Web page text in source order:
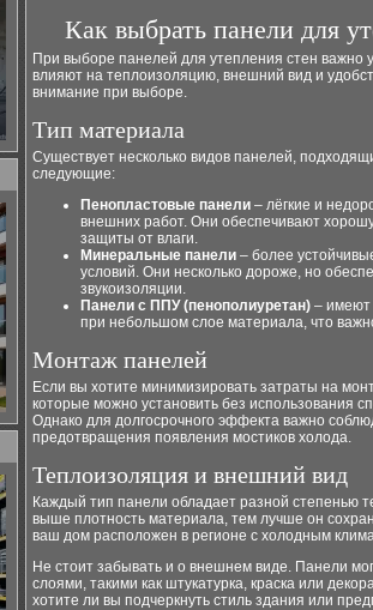
Как выбрать панели для
При выборе панелей для утепления стен важно
влияют на теплоизоляцию, внешний вид и
внимание при выборе.
Тип материала
Существует несколько видов панелей,
следующие:
Пенопластовые панели – лёгкие и
внешних работ. Они обеспечивают
защиты от влаги.
Минеральные панели – более
условий. Они несколько дороже, но
звукоизоляции.
Панели с ППУ (пенополиуретан) – имеют
при небольшом слое материала, что
Монтаж панелей
Если вы хотите минимизировать затраты на
которые можно установить без использования
Однако для долгосрочного эффекта важно
предотвращения появления мостиков холода.
Теплоизоляция и внешний вид
Каждый тип панели обладает разной степенью
выше плотность материала, тем лучше он
ваш дом расположен в регионе с холодным
Не стоит забывать и о внешнем виде. Панели
слоями, такими как штукатурка, краска или
хотите ли вы подчеркнуть стиль здания или